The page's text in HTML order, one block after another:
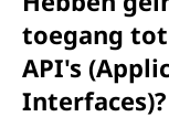
toegang
API's
Interfaces)?